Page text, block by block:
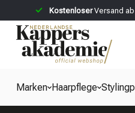
KostenloserVersand
Marken Haarpflege